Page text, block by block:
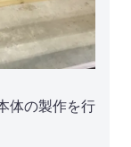
体の製作を行